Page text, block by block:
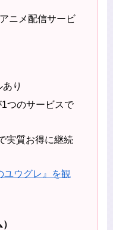
ニメ配信サービ
り
つのサービスで
実質お得に継続
ウグレ』を観